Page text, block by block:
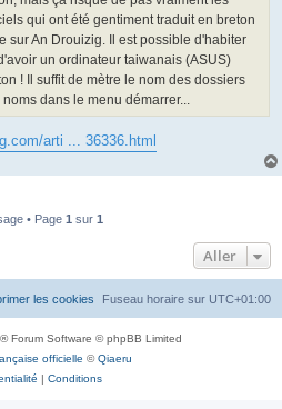
qui ont été gentiment traduit en breton
sur An Drouizig. Il est possible d'habiter
un ordinateur taiwanais (ASUS)
! Il suffit de mètre le nom des dossiers
dans le menu démarrer...
arti ... 36336.html
• Page 1 sur 1
Aller
Fuseau horaire sur UTC+01:00
les cookies
® Forum Software © phpBB Limited
officielle ©Qiaeru
| Conditions